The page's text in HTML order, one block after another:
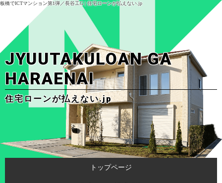
板橋でICTマンション第1弾／長谷工G | 住宅ローンが払えない.jp
JYUUTAKULOAN GA
HARAENAI
住宅ローンが払えない.jp
トップページ